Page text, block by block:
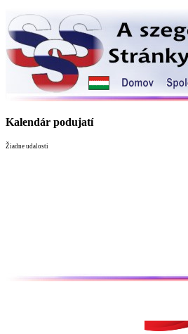
Kalendár podujatí
Žiadne udalosti